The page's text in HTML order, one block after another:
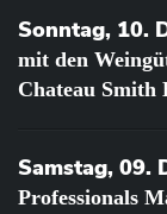
Sonntag, 10.
mit den
Chateau
Samstag, 09.
Professionals